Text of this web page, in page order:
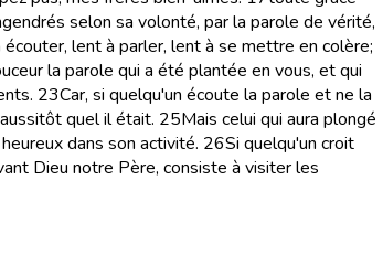
selon sa volonté, par la parole de vérité,
lent à parler, lent à se mettre en colère;
la parole qui a été plantée en vous, et qui
23Car, si quelqu'un écoute la parole et ne la
quel il était. 25Mais celui qui aura plongé
dans son activité. 26Si quelqu'un croit
Dieu notre Père, consiste à visiter les